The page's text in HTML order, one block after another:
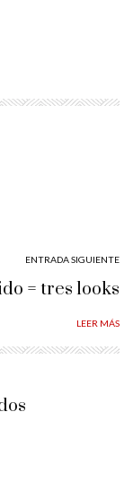
ENTRADA SIGUIENTE
= tres looks
LEER MÁS